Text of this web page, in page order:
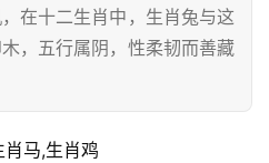
在十二生肖中，生肖兔与这
，五行属阴，性柔韧而善藏
马,生肖鸡